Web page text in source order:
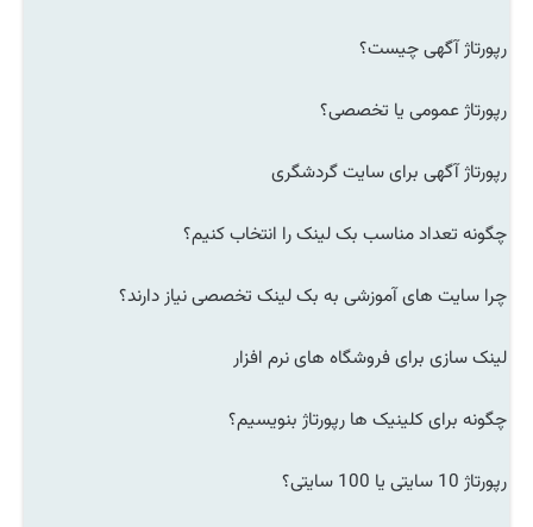
رپورتاژ آگهی چیست؟
رپورتاژ عمومی یا تخصصی؟
رپورتاژ آگهی برای سایت گردشگری
چگونه تعداد مناسب بک لینک را انتخاب کنیم؟
چرا سایت های آموزشی به بک لینک تخصصی نیاز دارند؟
لینک سازی برای فروشگاه های نرم افزار
چگونه برای کلینیک ها رپورتاژ بنویسیم؟
رپورتاژ 10 سایتی یا 100 سایتی؟